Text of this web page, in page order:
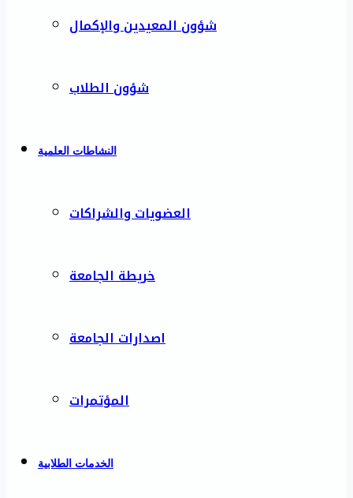
شؤون المعيدين والإكمال
شؤون الطلاب
النشاطات العلمية
العضويات والشراكات
خريطة الجامعة
اصدارات الجامعة
المؤتمرات
الخدمات الطلابية